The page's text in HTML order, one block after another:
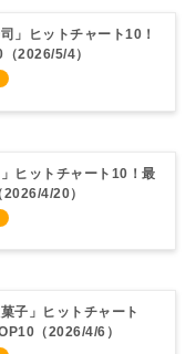
」ヒットチャート10！
2026/5/4）
ヒットチャート10！最
4/20）
子」ヒットチャート
（2026/4/6）